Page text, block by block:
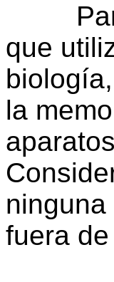
Para
que
la
fuera